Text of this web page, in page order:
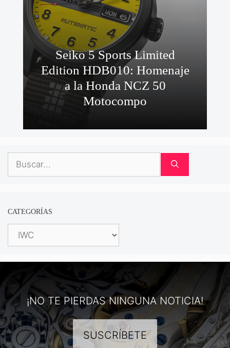
Seiko 5 Sports Limited
Edition HDB010: Homenaje
a la Honda NCZ 50
Motocompo
Buscar:
CATEGORÍAS
Categorías
¡NO TE PIERDAS NINGUNA NOTICIA!
SUSCRÍBETE